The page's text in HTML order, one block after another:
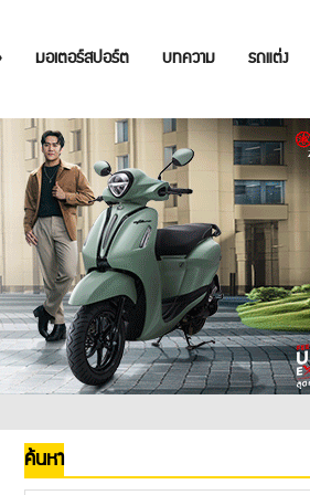
มอเตอร์สปอร์ต บทความ รถแต่ง
ค้นหา